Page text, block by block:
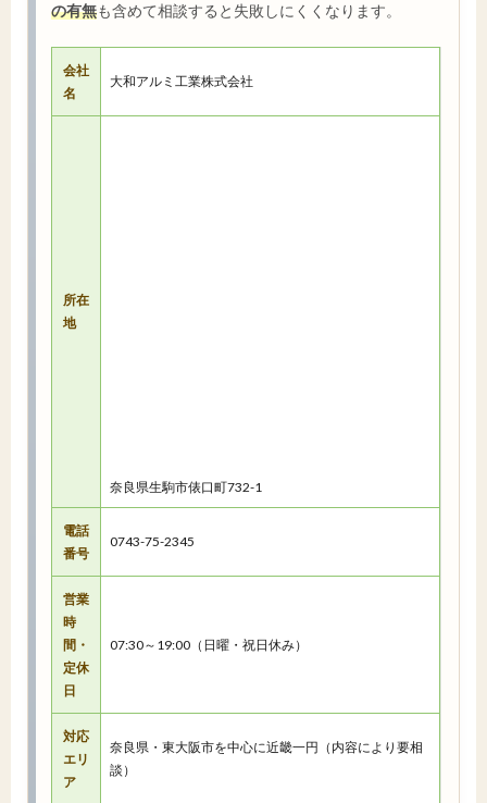
の有無も含めて相談すると失敗しにくくなります。
会社
名
大和アルミ工業株式会社
所在
地
奈良県生駒市俵口町732-1
電話
番号
0743-75-2345
営業
時
間・
定休
日
07:30～19:00（日曜・祝日休み）
対応
エリ
ア
奈良県・東大阪市を中心に近畿一円（内容により要相
談）